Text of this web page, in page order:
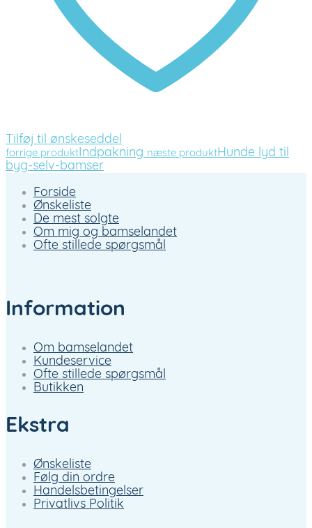
Tilføj til ønskeseddel
forrige produkt Indpakning næste produktHunde lyd til
byg-selv-bamser
Forside
Ønskeliste
De mest solgte
Om mig og bamselandet
Ofte stillede spørgsmål
Information
Om bamselandet
Kundeservice
Ofte stillede spørgsmål
Butikken
Ekstra
Ønskeliste
Følg din ordre
Handelsbetingelser
Privatlivs Politik